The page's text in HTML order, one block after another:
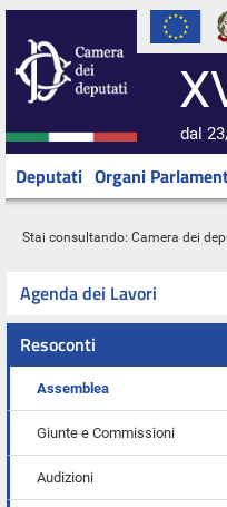
dal
Deputati Organi
Stai consultando: Camera dei
Agenda dei Lavori
Resoconti
Assemblea
Giunte e Commissioni
Audizioni